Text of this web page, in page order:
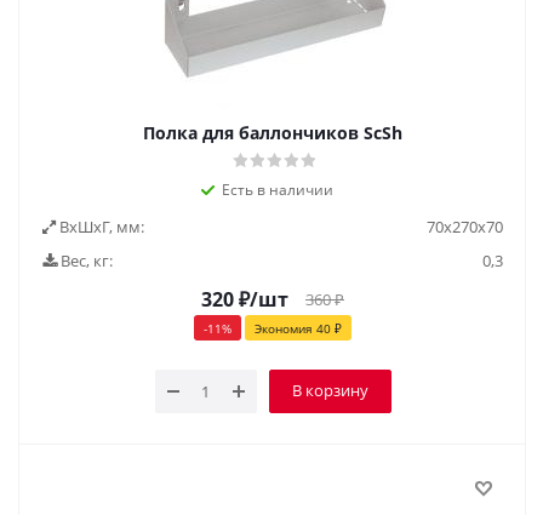
Полка для баллончиков ScSh
Есть в наличии
ВxШxГ, мм:
70x270x70
Вес, кг:
0,3
320₽/шт 360₽
-11% Экономия 40 ₽
В корзину